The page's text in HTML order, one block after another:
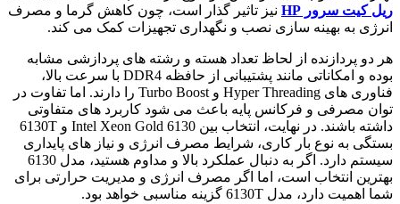
ریل کیت سرور HP
نیز تاثیر گذار است، چون کاهش گرما و مصرف
انرژی به بهینه سازی نصب و نگهداری تجهیزات کمک می کند.
هر دو پردازنده از لحاظ تعداد هسته و رشته های پردازشی مشابه
بوده و امکاناتی مانند پشتیبانی از حافظه DDR4 با سرعت بالا،
فناوری های Hyper Threading و Turbo Boost را دارند. اما تفاوت در
توان مصرفی و فرکانس پایه باعث می شود کاربرد های متفاوتی
داشته باشند. در نهایت، انتخاب بین Intel Xeon Gold 6130 و 6130T
بستگی به نوع بار کاری، شرایط مصرف انرژی و نیاز های پایداری
سیستم دارد. اگر به دنبال عملکرد بالا و مداوم هستید، مدل 6130
بهترین انتخاب است، اما اگر مصرف انرژی و مدیریت حرارتی برای
شما اهمیت دارد، مدل 6130T گزینه مناسبی خواهد بود.